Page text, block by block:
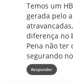
Temos um
gerada pelo
diferença no
Pena não ter
segurando
Responder